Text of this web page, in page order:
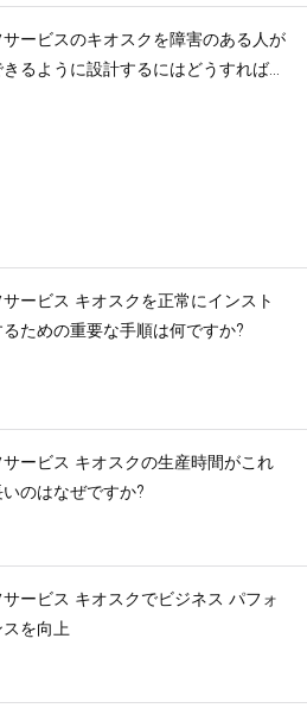
サービスのキオスクを障害のある人が
るように設計するにはどうすればよ
ービス キオスクを正常にインスト
ための重要な手順は何ですか?
サービス キオスクの生産時間がこれ
のはなぜですか?
ービス キオスクでビジネス パフォ
を向上